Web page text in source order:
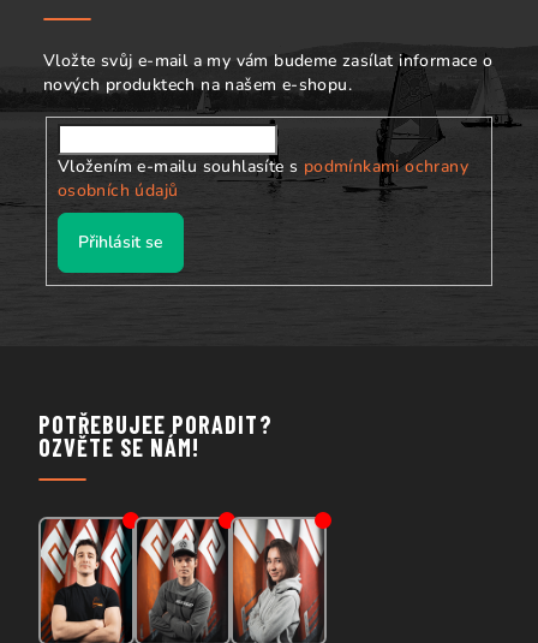
Vložte svůj e-mail a my vám budeme zasílat informace o
nových produktech na našem e-shopu.
Vložením e-mailu souhlasíte s podmínkami ochrany
osobních údajů
Přihlásit se
POTŘEBUJEE PORADIT?
OZVĚTE SE NÁM!